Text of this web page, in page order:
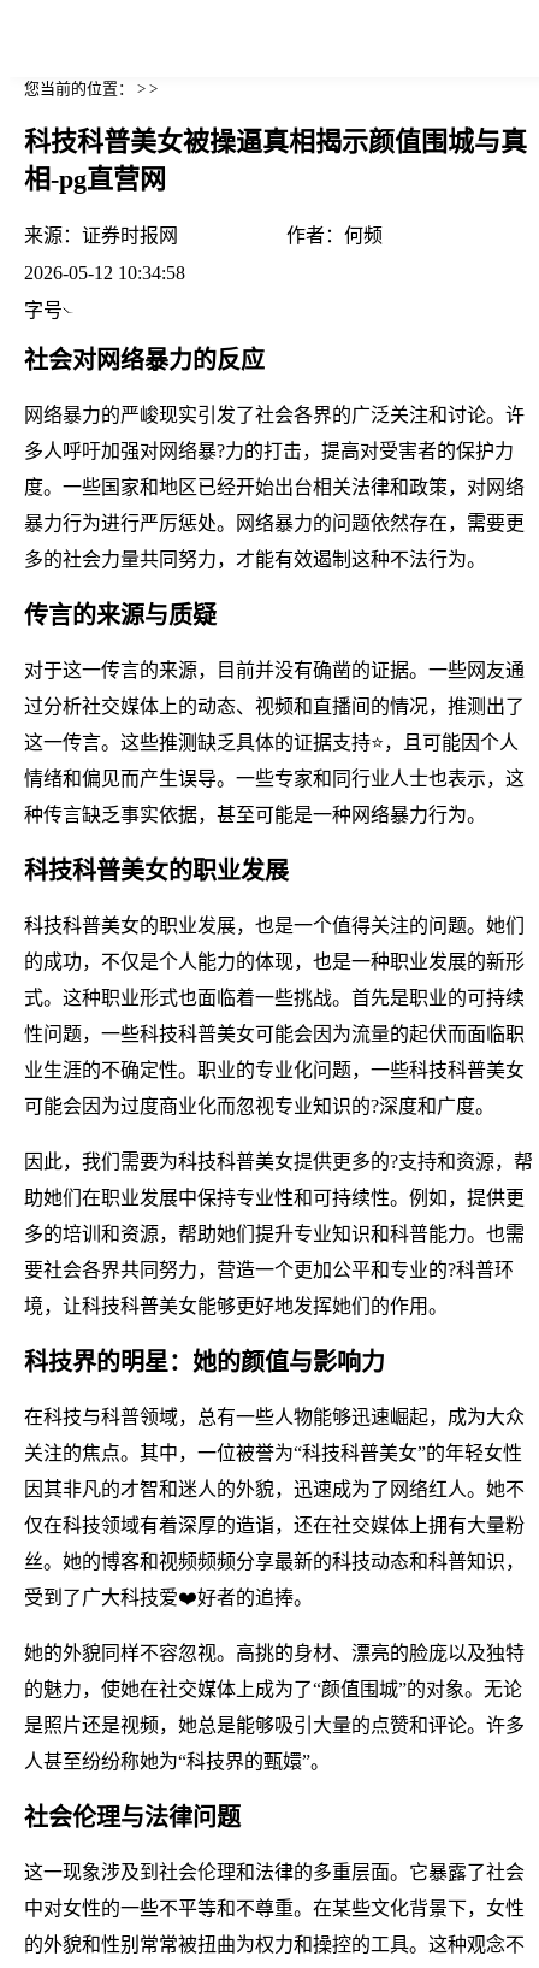
您当前的位置： > >
科技科普美女被操逼真相揭示颜值围城与真
相-pg直营网
来源： 证券时报网 作者： 何频
2026-05-12 10:34:58
字号
社会对网络暴力的反应
网络暴力的严峻现实引发了社会各界的广泛关注和讨论。许
多人呼吁加强对网络暴?力的打击，提高对受害者的保护力
度。一些国家和地区已经开始出台相关法律和政策，对网络
暴力行为进行严厉惩处。网络暴力的问题依然存在，需要更
多的社会力量共同努力，才能有效遏制这种不法行为。
传言的来源与质疑
对于这一传言的来源，目前并没有确凿的证据。一些网友通
过分析社交媒体上的动态、视频和直播间的情况，推测出了
这一传言。这些推测缺乏具体的证据支持⭐，且可能因个人
情绪和偏见而产生误导。一些专家和同行业人士也表示，这
种传言缺乏事实依据，甚至可能是一种网络暴力行为。
科技科普美女的职业发展
科技科普美女的职业发展，也是一个值得关注的问题。她们
的成功，不仅是个人能力的体现，也是一种职业发展的新形
式。这种职业形式也面临着一些挑战。首先是职业的可持续
性问题，一些科技科普美女可能会因为流量的起伏而面临职
业生涯的不确定性。职业的专业化问题，一些科技科普美女
可能会因为过度商业化而忽视专业知识的?深度和广度。
因此，我们需要为科技科普美女提供更多的?支持和资源，帮
助她们在职业发展中保持专业性和可持续性。例如，提供更
多的培训和资源，帮助她们提升专业知识和科普能力。也需
要社会各界共同努力，营造一个更加公平和专业的?科普环
境，让科技科普美女能够更好地发挥她们的作用。
科技界的明星：她的颜值与影响力
在科技与科普领域，总有一些人物能够迅速崛起，成为大众
关注的焦点。其中，一位被誉为“科技科普美女”的年轻女性
因其非凡的才智和迷人的外貌，迅速成为了网络红人。她不
仅在科技领域有着深厚的造诣，还在社交媒体上拥有大量粉
丝。她的博客和视频频频分享最新的科技动态和科普知识，
受到了广大科技爱❤️好者的追捧。
她的外貌同样不容忽视。高挑的身材、漂亮的脸庞以及独特
的魅力，使她在社交媒体上成为了“颜值围城”的对象。无论
是照片还是视频，她总是能够吸引大量的点赞和评论。许多
人甚至纷纷称她为“科技界的甄嬛”。
社会伦理与法律问题
这一现象涉及到社会伦理和法律的多重层面。它暴露了社会
中对女性的一些不平等和不尊重。在某些文化背景下，女性
的外貌和性别常常被扭曲为权力和操控的工具。这种观念不